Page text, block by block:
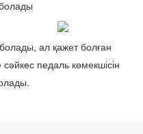
ал қажет болған
сәйкес педаль көмекшісін